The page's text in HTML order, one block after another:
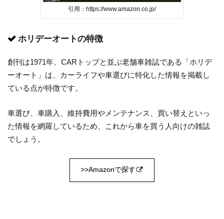
引用：https://www.amazon.co.jp/
ホリデーオートの特徴
創刊は1971年、CARトップと並ぶ老舗車雑誌である「ホリデ
ーオート」は、カーライフや車選びに特化した情報を掲載し
ている点が特徴です。
車選び、車購入、維持費用やメンテナンス、買い替えといっ
た情報を網羅しているため、これから車を買う人向けの雑誌
でしょう。
>>Amazonで探す